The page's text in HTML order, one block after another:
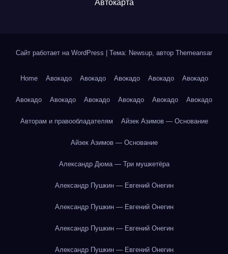
Автокарта
Сайт работает на WordPress Тема: Newsup, автор Themeansar
Home Авокадо Авокадо Авокадо Авокадо Авокадо
Авокадо Авокадо Авокадо Авокадо Авокадо Авокадо
Авторам и правообладателям Айзек Азимов — Основание
Айзек Азимов — Основание
Александр Дюма — Три мушкетёра
Александр Пушкин — Евгений Онегин
Александр Пушкин — Евгений Онегин
Александр Пушкин — Евгений Онегин
Александр Пушкин — Евгений Онегин